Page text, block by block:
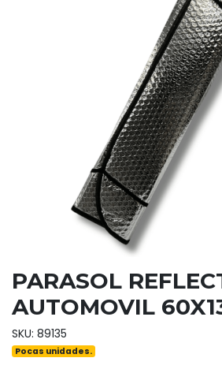
PARASOL
AUTOMOVIL
SKU: 89135
Pocas unidades.